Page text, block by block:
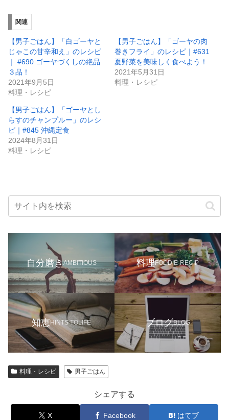
関連
【男子ごはん】「白ゴーヤと
じゃこの甘辛和え」のレシピ
｜ #690 ゴーヤづくしの絶品
３品！
2021年9月5日
料理・レシピ
【男子ごはん】「ゴーヤの肉
巻きフライ」のレシピ｜#631
夏野菜を美味しく食べよう！
2021年5月31日
料理・レシピ
【男子ごはん】「ゴーヤとし
らすのチャンプルー」のレシ
ピ｜#845 沖縄定食
2024年8月31日
料理・レシピ
自分磨きAMBITIOUS 料理FOODIE-RECIP
知恵HINTS TOLIFE ブログBLOG
料理・レシピ 男子ごはん
シェアする
X Facebook はてブ